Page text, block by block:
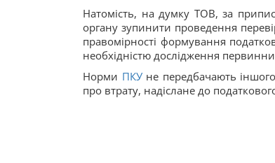
Натомість, на думку ТОВ, за
органу зупинити проведення
правомірності формування
необхідністю дослідження
Норми ПКУне передбачають іншого
про втрату, надіслане до